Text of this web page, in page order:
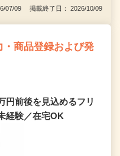
07/09 掲載終了日： 2026/10/09
商品登録および発
円前後を見込めるフリ
経験／在宅OK